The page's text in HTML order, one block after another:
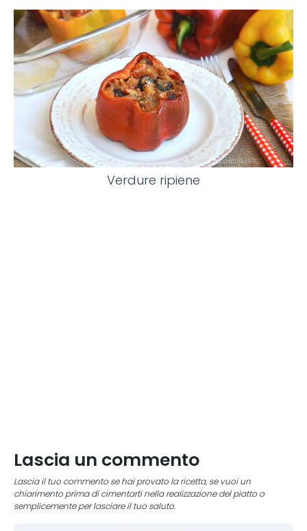
Verdure ripiene
Lascia un commento
Lascia il tuo commento se hai provato la ricetta, se vuoi un
chiarimento prima di cimentarti nella realizzazione del piatto o
semplicemente per lasciare il tuo saluto.